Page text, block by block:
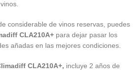
considerable de vinos reservas, puedes
CLA210A+ para dejar pasar los
añadas en las mejores condiciones.
CLA210A+, incluye 2 años de